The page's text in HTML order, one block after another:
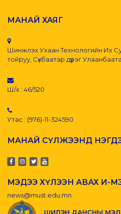
МАНАЙ ХАЯГ
Шинжлэх Ухаан Технологийн Их
тойруу, Сүхбаатар дүүрэг
Ш/х : 46/520
Утас : (976)-11-324590
МАНАЙ СҮЛЖЭЭНД
МЭДЭЭ ХҮЛЭЭН АВАХ И-
news@must.edu.mn
ШИЛЭН ДАНСНЫ